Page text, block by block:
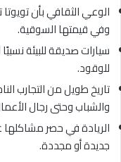
الوعي الثقافي بأن
وفي قيمتها السوقية.
سيارات صديقة للبيئة
للوقود.
تاريخ طويل من التجارب
والشباب وحتى رجال
الريادة في حصر مشاكلها
جديدة أو مجددة.